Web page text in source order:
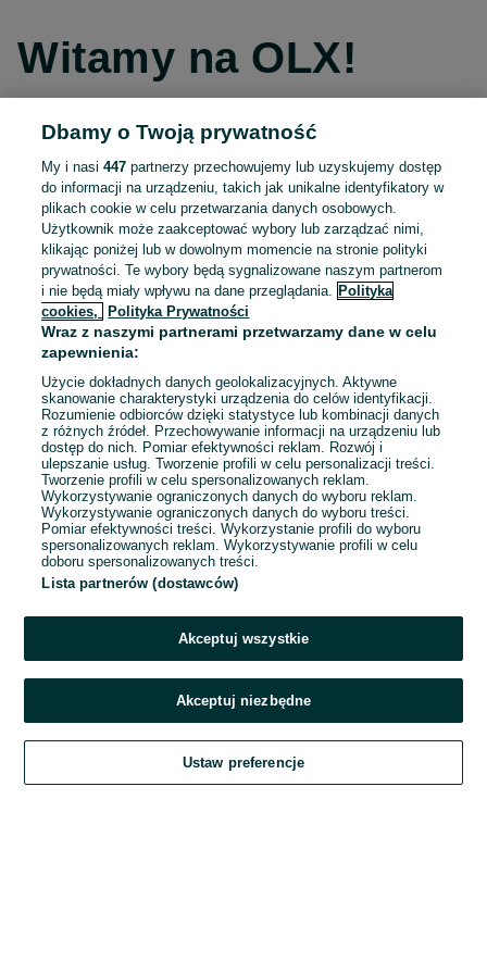
Witamy na OLX!
Kontynuuj przez Facebooka
Kontynuuj przez konto Apple
Kontynuuj przez konto Google
LUB
E-mail
Hasło
Zaloguj się
Kontynuując za pośrednictwem jednego z dostawców wskazanych powyżej,
OLX.pl w jego aktualnym brzmieniu.
Dbamy o Twoją prywatność
My i nasi447 partnerzy przechowujemy lub uzyskujemy dostęp
do informacji na urządzeniu, takich jak unikalne identyfikatory w
plikach cookie w celu przetwarzania danych osobowych.
Użytkownik może zaakceptować wybory lub zarządzać nimi,
klikając poniżej lub w dowolnym momencie na stronie polityki
prywatności. Te wybory będą sygnalizowane naszym partnerom
i nie będą miały wpływu na dane przeglądania.
Polityka
cookies,
Polityka Prywatności
Wraz z naszymi partnerami przetwarzamy dane w celu
zapewnienia:
Użycie dokładnych danych geolokalizacyjnych. Aktywne
skanowanie charakterystyki urządzenia do celów identyfikacji.
Rozumienie odbiorców dzięki statystyce lub kombinacji danych
z różnych źródeł. Przechowywanie informacji na urządzeniu lub
dostęp do nich. Pomiar efektywności reklam. Rozwój i
ulepszanie usług. Tworzenie profili w celu personalizacji treści.
Tworzenie profili w celu spersonalizowanych reklam.
Wykorzystywanie ograniczonych danych do wyboru reklam.
Wykorzystywanie ograniczonych danych do wyboru treści.
Pomiar efektywności treści. Wykorzystanie profili do wyboru
spersonalizowanych reklam. Wykorzystywanie profili w celu
doboru spersonalizowanych treści.
Lista partnerów (dostawców)
Akceptuj wszystkie
Akceptuj niezbędne
Ustaw preferencje